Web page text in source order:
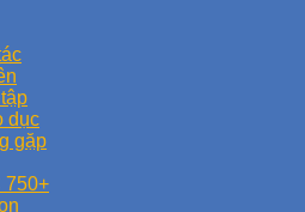
dục
gặp
750+